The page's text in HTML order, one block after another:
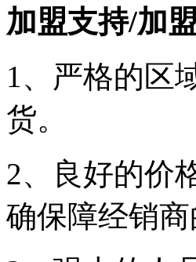
加盟支持/加
1、严格的区
货。
2、良好的价
确保障经销商